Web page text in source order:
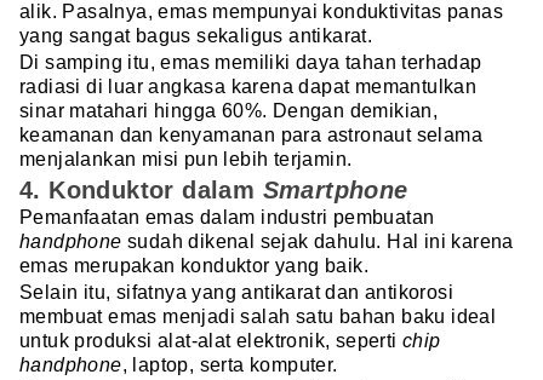
alik. Pasalnya, emas mempunyai konduktivitas panas
yang sangat bagus sekaligus antikarat.
Di samping itu, emas memiliki daya tahan terhadap
radiasi di luar angkasa karena dapat memantulkan
sinar matahari hingga 60%. Dengan demikian,
keamanan dan kenyamanan para astronaut selama
menjalankan misi pun lebih terjamin.
4. Konduktor dalam Smartphone
Pemanfaatan emas dalam industri pembuatan
handphone sudah dikenal sejak dahulu. Hal ini karena
emas merupakan konduktor yang baik.
Selain itu, sifatnya yang antikarat dan antikorosi
membuat emas menjadi salah satu bahan baku ideal
untuk produksi alat-alat elektronik, seperti chip
handphone, laptop, serta komputer.